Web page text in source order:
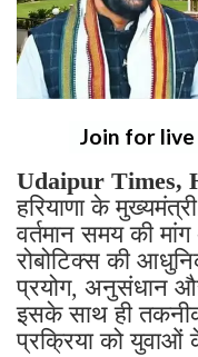
Join for
Udaipur Times,
हरियाणा के
वर्तमान समय की
रोबोटिक्स की
प्रयोग, अनुसंधान
इसके साथ ही
प्रक्रिया को युवाओं